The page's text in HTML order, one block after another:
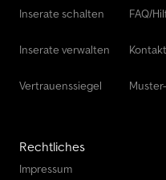
Inserate schalten
Inserate verwalten
Vertrauenssiegel
FAQ/
Kontakt
Rechtliches
Impressum